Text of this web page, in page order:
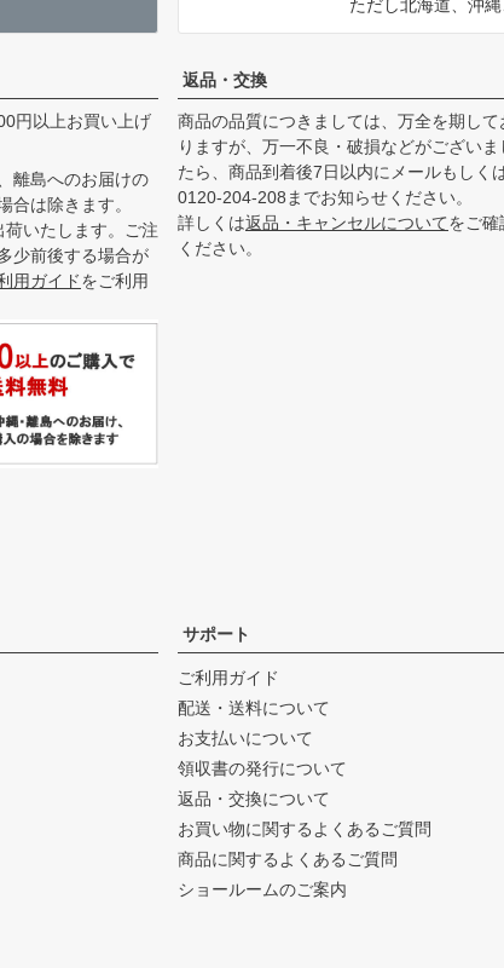
ただし北海道、沖
円以上お買い上げ
離島へのお届けの
合は除きます。
いたします。ご注
少前後する場合が
用ガイドをご利用
返品・交換
商品の品質につきましては、万全を期して
りますが、万一不良・破損などがございま
たら、商品到着後7日以内にメールもしく
0120-204-208までお知らせください。
詳しくは返品・キャンセルについてをご確
ください。
サポート
ご利用ガイド
配送・送料について
お支払いについて
領収書の発行について
返品・交換について
お買い物に関するよくあるご質問
商品に関するよくあるご質問
ショールームのご案内